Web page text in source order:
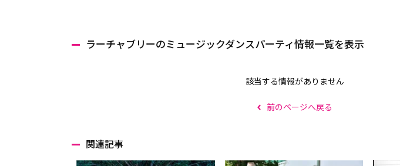
ラーチャブリーのミュージックダンスパーティ情報一覧を表示
該当する情報がありません
前のページへ戻る
関連記事